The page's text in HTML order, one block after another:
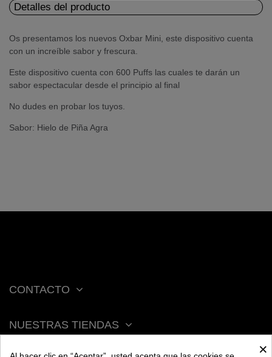
Detalles del producto
Os presentamos los nuevos Oxbar Mini, este dispositivo cuenta
con un increíble sabor y frescura.
Este dispositivo cuenta con 600 Puffs las cuales te darán un
sabor espectacular desde el principio al final
No dudes en probar los tuyos.
Sabor: Hielo de Piña Agra
CONTACTO
NUESTRAS TIENDAS
×